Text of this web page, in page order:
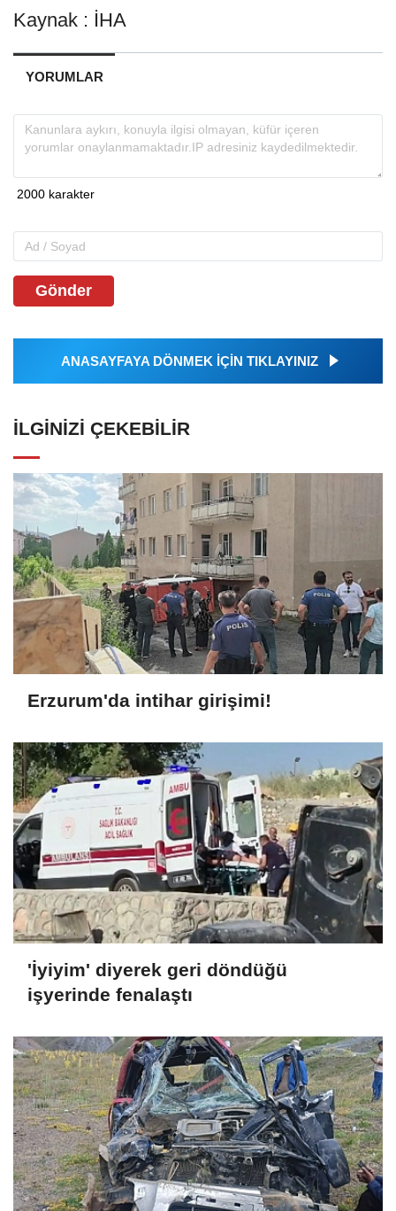
Kaynak : İHA
YORUMLAR
Gönder
ANASAYFAYA DÖNMEK İÇİN TIKLAYINIZ
İLGINIZI ÇEKEBILIR
Erzurum'da intihar girişimi!
'İyiyim' diyerek geri döndüğü
işyerinde fenalaştı